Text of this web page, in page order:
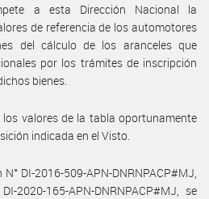
a esta Dirección Nacional la
de referencia de los automotores
del cálculo de los aranceles que
por los trámites de inscripción
bienes.
los valores de la tabla oportunamente
indicada en el Visto.
DI-2016-509-APN-DNRNPACP#MJ,
2020-165-APN-DNRNPACP#MJ, se